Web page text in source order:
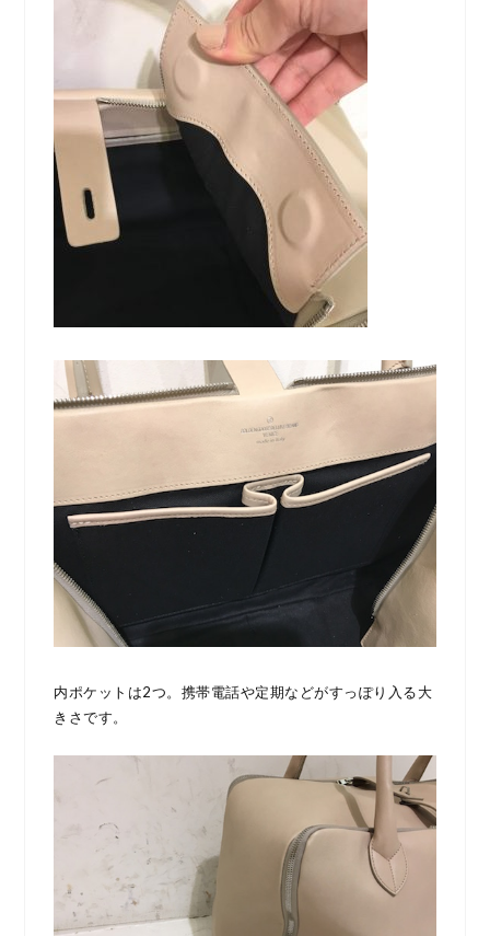
内ポケットは2つ。携帯電話や定期などがすっぽり入る大
きさです。